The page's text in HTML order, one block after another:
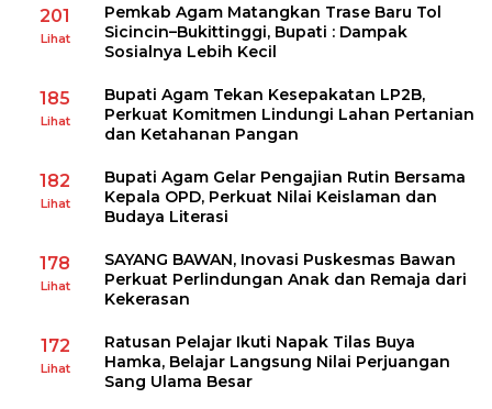
201
Lihat
Pemkab Agam Matangkan Trase Baru Tol
Sicincin–Bukittinggi, Bupati : Dampak
Sosialnya Lebih Kecil
185
Lihat
Bupati Agam Tekan Kesepakatan LP2B,
Perkuat Komitmen Lindungi Lahan Pertanian
dan Ketahanan Pangan
182
Lihat
Bupati Agam Gelar Pengajian Rutin Bersama
Kepala OPD, Perkuat Nilai Keislaman dan
Budaya Literasi
178
Lihat
SAYANG BAWAN, Inovasi Puskesmas Bawan
Perkuat Perlindungan Anak dan Remaja dari
Kekerasan
172
Lihat
Ratusan Pelajar Ikuti Napak Tilas Buya
Hamka, Belajar Langsung Nilai Perjuangan
Sang Ulama Besar